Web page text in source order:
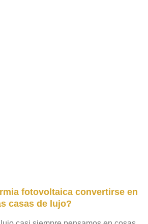
fotovoltaica convertirse en
casas de lujo?